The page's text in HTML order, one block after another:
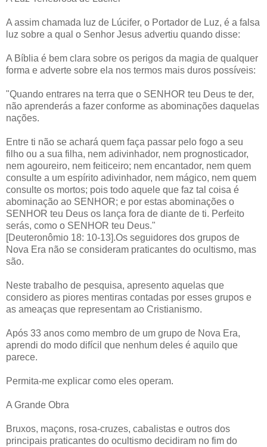
A assim chamada luz de Lúcifer, o Portador de Luz, é a falsa
luz sobre a qual o Senhor Jesus advertiu quando disse:
A Bíblia é bem clara sobre os perigos da magia de qualquer
forma e adverte sobre ela nos termos mais duros possíveis:
"Quando entrares na terra que o SENHOR teu Deus te der,
não aprenderás a fazer conforme as abominações daquelas
nações.
Entre ti não se achará quem faça passar pelo fogo a seu
filho ou a sua filha, nem adivinhador, nem prognosticador,
nem agoureiro, nem feiticeiro; nem encantador, nem quem
consulte a um espírito adivinhador, nem mágico, nem quem
consulte os mortos; pois todo aquele que faz tal coisa é
abominação ao SENHOR; e por estas abominações o
SENHOR teu Deus os lança fora de diante de ti. Perfeito
serás, como o SENHOR teu Deus."
[Deuteronômio 18: 10-13].Os seguidores dos grupos de
Nova Era não se consideram praticantes do ocultismo, mas
são.
Neste trabalho de pesquisa, apresento aquelas que
considero as piores mentiras contadas por esses grupos e
as ameaças que representam ao Cristianismo.
Após 33 anos como membro de um grupo de Nova Era,
aprendi do modo difícil que nenhum deles é aquilo que
parece.
Permita-me explicar como eles operam.
A Grande Obra
Bruxos, maçons, rosa-cruzes, cabalistas e outros dos
principais praticantes do ocultismo decidiram no fim do